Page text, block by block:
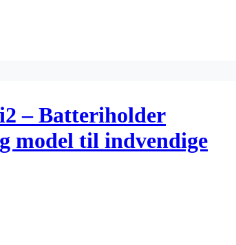
– Batteriholder
model til indvendige